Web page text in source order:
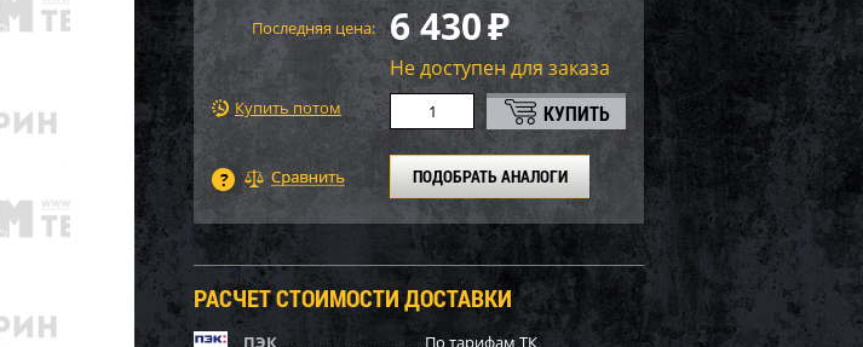
Последняя цена: 6 430₽
Не доступен для заказа
Купить потом
ПОДОБРАТЬ АНАЛОГИ
РАСЧЕТ СТОИМОСТИ ДОСТАВКИ
ПЭК
По тарифам ТК